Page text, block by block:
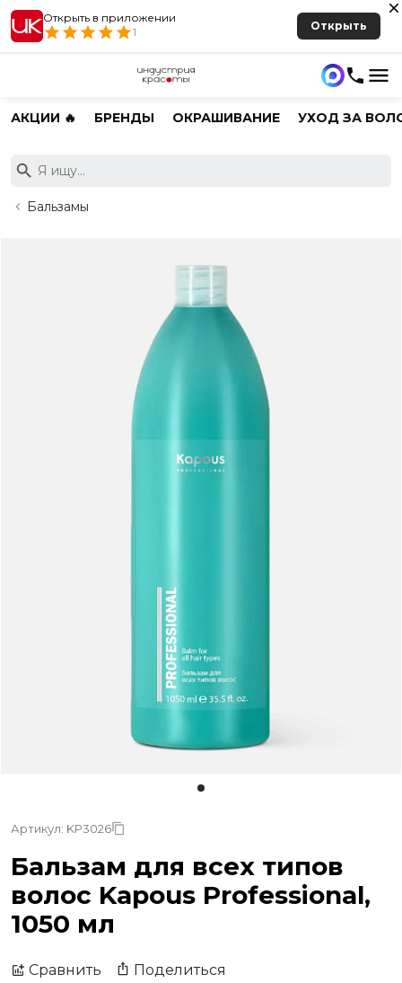
Открыть в приложении
1
Открыть
АКЦИИ 🔥 БРЕНДЫ ОКРАШИВАНИЕ УХОД ЗА
Бальзамы
Артикул: KP3026
Бальзам для всех типов
волос Kapous Professional,
1050 мл
Сравнить Поделиться